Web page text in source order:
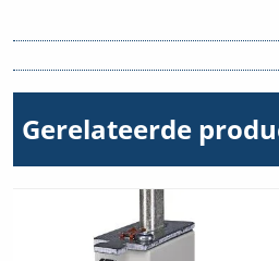
Gerelateerde